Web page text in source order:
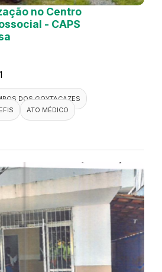
no Centro
- CAPS
DOS GOYTACAZES
ATO MÉDICO